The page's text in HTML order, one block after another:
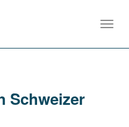
Schweizer